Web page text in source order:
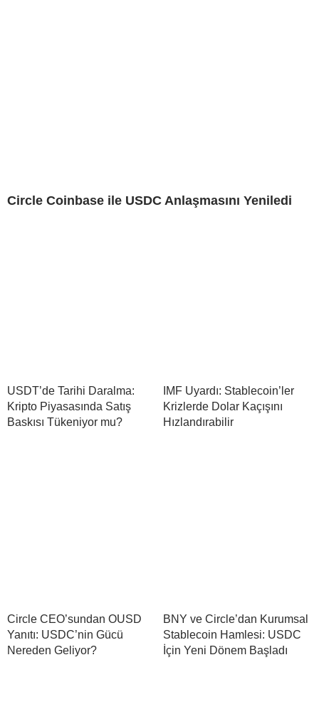
Circle Coinbase ile USDC Anlaşmasını Yeniledi
USDT’de Tarihi Daralma:
Kripto Piyasasında Satış
Baskısı Tükeniyor mu?
IMF Uyardı: Stablecoin’ler
Krizlerde Dolar Kaçışını
Hızlandırabilir
Circle CEO’sundan OUSD
Yanıtı: USDC’nin Gücü
Nereden Geliyor?
BNY ve Circle’dan Kurumsal
Stablecoin Hamlesi: USDC
İçin Yeni Dönem Başladı